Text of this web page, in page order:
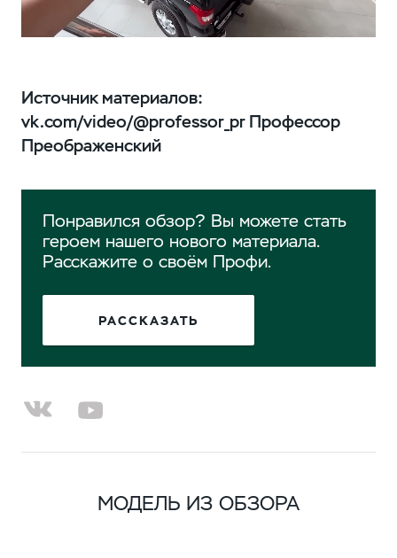
Источник материалов:
vk.com/video/@professor_pr Профессор
Преображенский
Понравился обзор? Вы можете стать
героем нашего нового материала.
Расскажите о своём Профи.
РАССКАЗАТЬ
МОДЕЛЬ ИЗ ОБЗОРА